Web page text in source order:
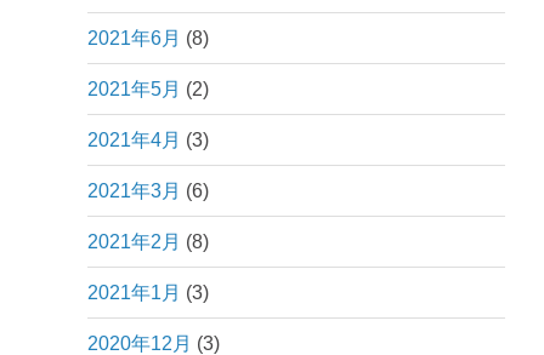
2021年6月 (8)
2021年5月 (2)
2021年4月 (3)
2021年3月 (6)
2021年2月 (8)
2021年1月 (3)
2020年12月 (3)